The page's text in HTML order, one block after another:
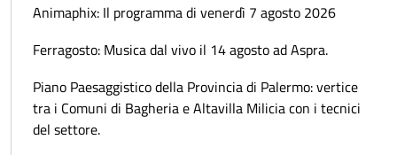
Animaphix: Il programma di venerdì 7 agosto 2026
Ferragosto: Musica dal vivo il 14 agosto ad Aspra.
Piano Paesaggistico della Provincia di Palermo: vertice
tra i Comuni di Bagheria e Altavilla Milicia con i tecnici
del settore.